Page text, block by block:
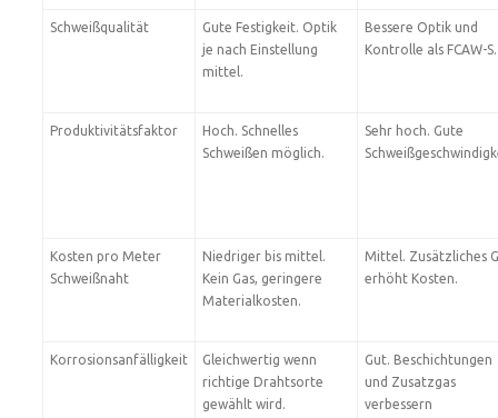
Schweißqualität
Gute Festigkeit. Optik
je nach Einstellung
mittel.
Bessere Optik und
Kontrolle als FCAW-S.
Produktivitätsfaktor
Hoch. Schnelles
Schweißen möglich.
Sehr hoch. Gute
Kosten pro Meter
Schweißnaht
Niedriger bis mittel.
Kein Gas, geringere
Materialkosten.
Mittel. Zusätzliches
erhöht Kosten.
Korrosionsanfälligkeit
Gleichwertig wenn
richtige Drahtsorte
gewählt wird.
Gut. Beschichtungen
und Zusatzgas
verbessern